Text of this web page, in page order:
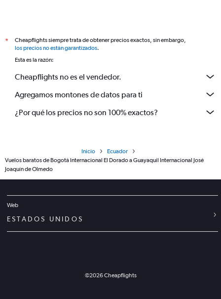
*
Cheapflights siempre trata de obtener precios exactos, sin embargo,
los precios no están garantizados.
Esta es la razón:
Cheapflights no es el vendedor.
Agregamos montones de datos para ti
¿Por qué los precios no son 100% exactos?
Inicio
Ecuador
Vuelos baratos de Bogotá Internacional El Dorado a Guayaquil Internacional José
Joaquín de Olmedo
Web
ESTADOS UNIDOS
©2026Cheapflights